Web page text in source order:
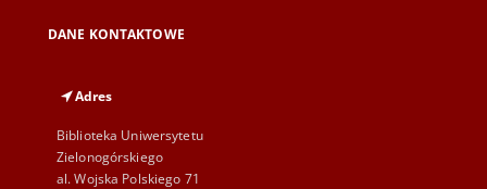
DANE KONTAKTOWE
Adres
Biblioteka Uniwersytetu
Zielonogórskiego
al. Wojska Polskiego 71